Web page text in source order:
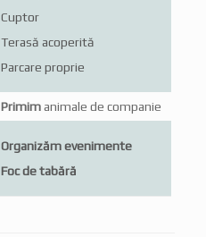
Cuptor
Terasă acoperită
Parcare proprie
Primimanimale de companie
Organizăm evenimente
Foc de tabără